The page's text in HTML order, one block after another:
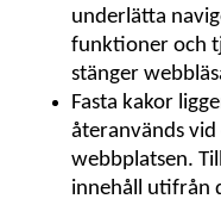
underlätta
funktioner och
stänger
Fasta kakor
återanvänds
webbplatsen.
innehåll utifrån